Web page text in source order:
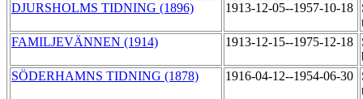
DJURSHOLMS TIDNING (1896) 1913-12-05--1957-10-18
FAMILJEVÄNNEN (1914)
1913-12-15--1975-12-18
SÖDERHAMNS TIDNING (1878)
1916-04-12--1954-06-30